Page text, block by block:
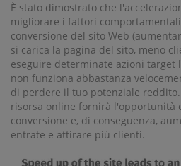
È stato dimostrato che
migliorare i fattori
conversione del sito Web
si carica la pagina del sito, meno
eseguire determinate azioni target
non funziona abbastanza
di perdere il tuo potenziale
risorsa online fornirà l'opportunità
conversione e, di conseguenza,
entrate e attirare più clienti.